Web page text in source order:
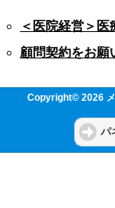
＜医院経営＞
顧問契約をお願
Copyright© 2026
パ